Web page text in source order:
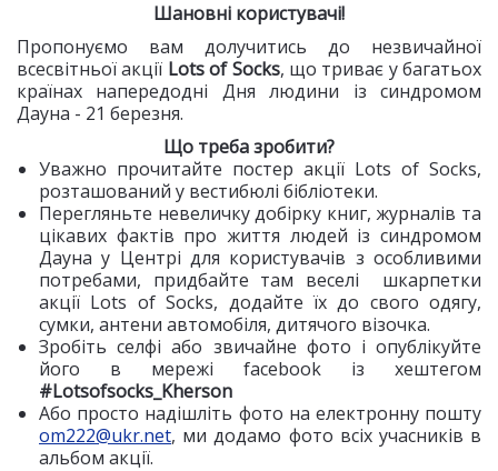
Шановні користувачі!
Пропонуємо вам долучитись до незвичайної
всесвітньої акції Lots of Socks, що триває у багатьох
країнах напередодні Дня людини із синдромом
Дауна - 21 березня.
Що треба зробити?
Уважно прочитайте постер акції Lots of Socks,
розташований у вестибюлі бібліотеки.
Перегляньте невеличку добірку книг, журналів та
цікавих фактів про життя людей із синдромом
Дауна у Центрі для користувачів з особливими
потребами, придбайте там веселі шкарпетки
акції Lots of Socks, додайте їх до свого одягу,
сумки, антени автомобіля, дитячого візочка.
Зробіть селфі або звичайне фото і опублікуйте
його в мережі facebook із хештегом
#Lotsofsocks_Kherson
Або просто надішліть фото на електронну пошту
om222@ukr.net, ми додамо фото всіх учасників в
альбом акції.